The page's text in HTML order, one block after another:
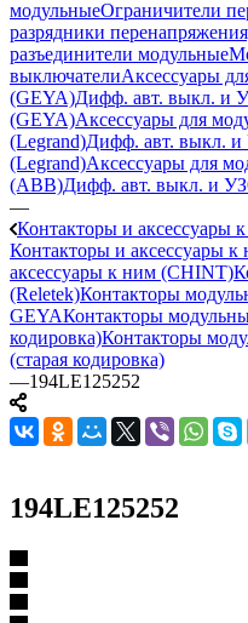
модульныеОграничители
разрядники
разъединители модульные
выключателиАксессуары
(GEYA)Дифф. авт. выкл. и
(GEYA)Аксессуары для
(Legrand)Дифф. авт. выкл.
(Legrand)Аксессуары для
(ABB)Дифф. авт. выкл. и
—
Контакторы и аксессуары
Контакторы и аксессуары к
аксессуары к ним (CHINT)
(Reletek)Контакторы
GEYAКонтакторы
кодировка)Контакторы
(старая кодировка)
—194LE125252
194LE125252